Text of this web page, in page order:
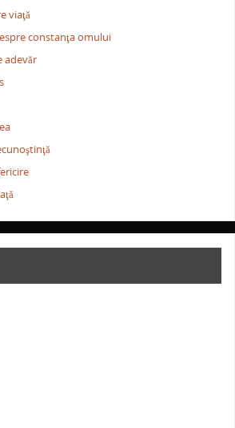
viaţă
constanţa omului
adevăr